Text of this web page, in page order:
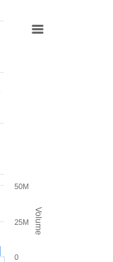
Volume
0
25M
50M